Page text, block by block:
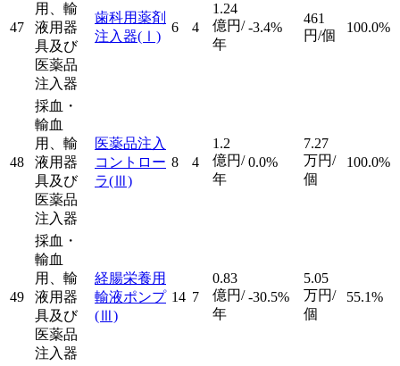
47
用、輸
液用器
具及び
医薬品
注入器
歯科用薬剤
注入器(Ⅰ)
6 4
1.24
億円/
年
-3.4%
461
円/個
100.0%
48
採血・
輸血
用、輸
液用器
具及び
医薬品
注入器
医薬品注入
コントロー
ラ(Ⅲ)
8 4
1.2
億円/
年
0.0%
7.27
万円/
個
100.0%
49
採血・
輸血
用、輸
液用器
具及び
医薬品
注入器
経腸栄養用
輸液ポンプ
(Ⅲ)
14 7
0.83
億円/
年
-30.5%
5.05
万円/
個
55.1%